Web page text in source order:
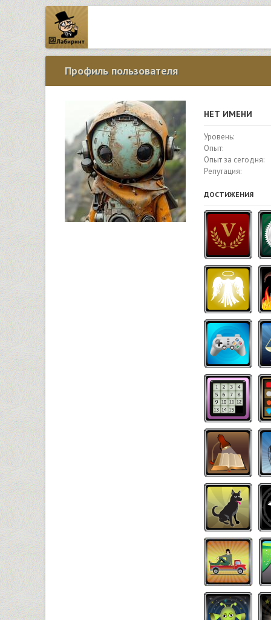
Профиль пользователя
НЕТ ИМЕНИ
Уровень:
Опыт:
Опыт за сегодня:
Репутация:
ДОСТИЖЕНИЯ